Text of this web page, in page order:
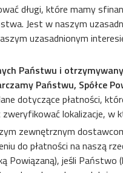
długi, które mamy
Jest w naszym
uzasadnionym
Państwu i
Państwu, Spółce
dotyczące płatności,
lokalizacje,
zewnętrznym
do płatności na naszą
Powiązaną), jeśli Państwo